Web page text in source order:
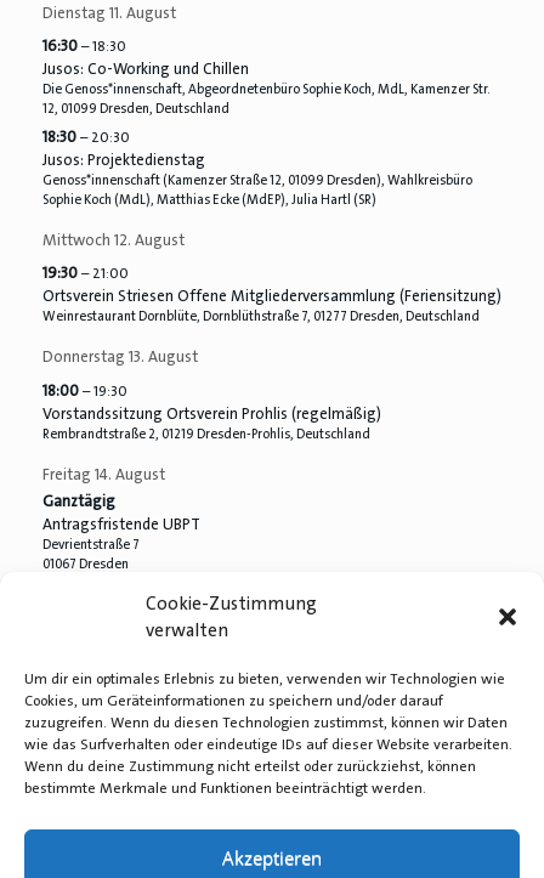
Cookie-Zustimmung
verwalten
Um dir ein optimales Erlebnis zu bieten, verwenden wir Technologien wie
Cookies, um Geräteinformationen zu speichern und/oder darauf
zuzugreifen. Wenn du diesen Technologien zustimmst, können wir Daten
wie das Surfverhalten oder eindeutige IDs auf dieser Website verarbeiten.
Wenn du deine Zustimmung nicht erteilst oder zurückziehst, können
bestimmte Merkmale und Funktionen beeinträchtigt werden.
Akzeptieren
Dienstag 11. August
16:30 – 18:30
Jusos: Co-Working und Chillen
Die Genoss*innenschaft, Abgeordnetenbüro Sophie Koch, MdL, Kamenzer Str.
12, 01099 Dresden, Deutschland
18:30 – 20:30
Jusos: Projektedienstag
Genoss*innenschaft (Kamenzer Straße 12, 01099 Dresden), Wahlkreisbüro
Sophie Koch (MdL), Matthias Ecke (MdEP), Julia Hartl (SR)
Mittwoch 12. August
19:30 – 21:00
Ortsverein Striesen Offene Mitgliederversammlung (Feriensitzung)
Weinrestaurant Dornblüte, Dornblüthstraße 7, 01277 Dresden, Deutschland
Donnerstag 13. August
18:00 – 19:30
Vorstandssitzung Ortsverein Prohlis (regelmäßig)
Rembrandtstraße 2, 01219 Dresden-Prohlis, Deutschland
Freitag 14. August
Ganztägig
Antragsfristende UBPT
Devrientstraße 7
01067 Dresden
August
Montag 17. August
18:30– 20:30
OV Plauen: mitgliederöffentliche Ortsvereinsvorstandssitzung
Süd Pol Dresden, Nürnberger Str. 4, 01187 Dresden, Deutschland
Weitere Termine anzeigen…